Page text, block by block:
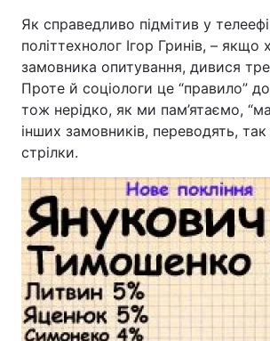
Як справедливо підмітив у
політтехнолог Ігор Гринів, – якщо
замовника опитування, дивися
Проте й соціологи це “правило”
тож нерідко, як ми пам’ятаємо,
інших замовників, переводять,
стрілки.